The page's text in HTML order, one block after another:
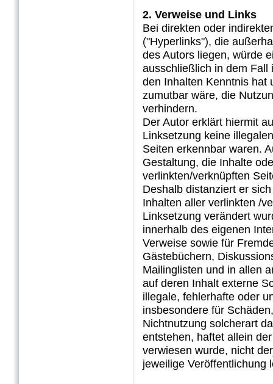
2. Verweise und Links
Bei direkten oder
("Hyperlinks"), die
des Autors liegen, würde
ausschließlich in dem Fall
den Inhalten Kenntnis hat
zumutbar wäre, die
verhindern.
Der Autor erklärt hiermit
Linksetzung keine
Seiten erkennbar waren.
Gestaltung, die Inhalte
verlinkten/verknüpften
Deshalb distanziert er
Inhalten aller verlinkten /
Linksetzung verändert
innerhalb des eigenen
Verweise sowie für
Gästebüchern,
Mailinglisten und in allen
auf deren Inhalt externe
illegale, fehlerhafte oder
insbesondere für
Nichtnutzung solcherart
entstehen, haftet allein
verwiesen wurde, nicht
jeweilige Veröffentlichung